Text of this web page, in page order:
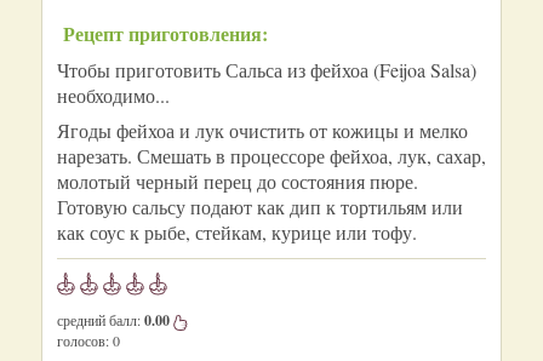
Рецепт приготовления:
Чтобы приготовить Сальса из фейхоа (Feijoa Salsa)
необходимо...
Ягоды фейхоа и лук очистить от кожицы и мелко
нарезать. Смешать в процессоре фейхоа, лук, сахар,
молотый черный перец до состояния пюре.
Готовую сальсу подают как дип к тортильям или
как соус к рыбе, стейкам, курице или тофу.
средний балл:0.00
голосов:0